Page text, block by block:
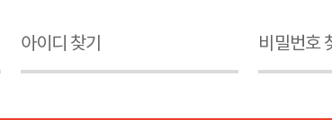
아이디 찾기 비밀번호